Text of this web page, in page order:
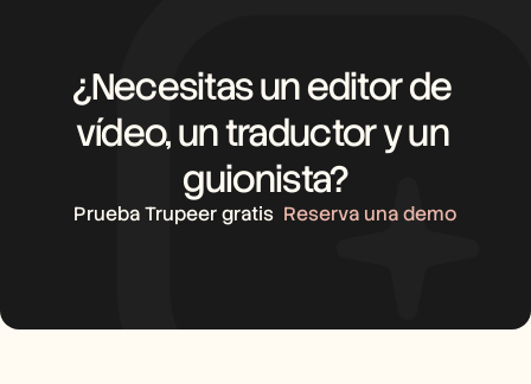
¿Necesitas un editor de
vídeo, un traductor y un
guionista?
Prueba Trupeer gratis Reserva una demo